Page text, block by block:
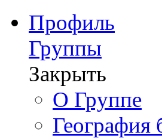
Профиль
Группы
Закрыть
О Группе
География